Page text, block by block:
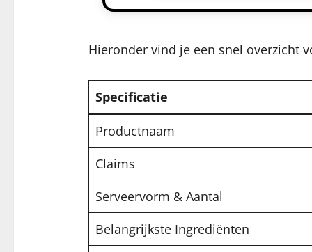
Hieronder vind je een snel overzicht
Specificatie
Productnaam
Claims
Serveervorm & Aantal
Belangrijkste Ingrediënten